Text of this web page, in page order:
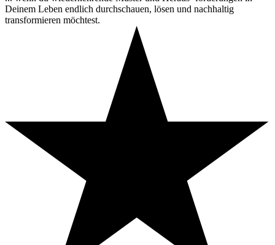
Deinem Leben endlich durchschauen, lösen und nachhaltig
transformieren möchtest.